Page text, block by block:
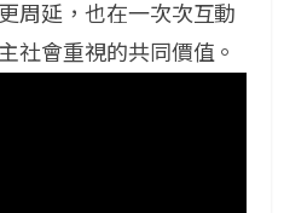
周延，也在一次次互動
社會重視的共同價值。